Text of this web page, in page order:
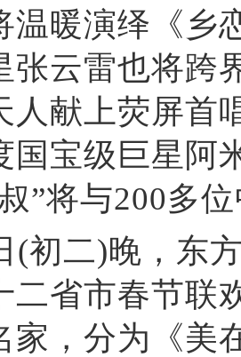
温暖演绎《乡
张云雷也将跨
人献上荧屏首
国宝级巨星阿
”将与200多
二)晚，东
二省市春节联
家，分为《美